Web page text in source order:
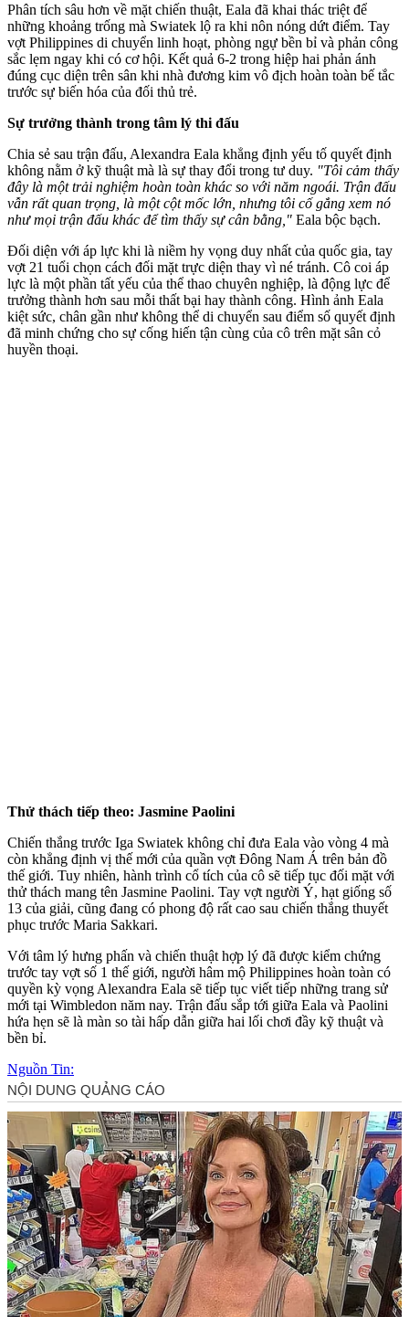
Phân tích sâu hơn về mặt chiến thuật, Eala đã khai thác triệt để
những khoảng trống mà Swiatek lộ ra khi nôn nóng dứt điểm. Tay
vợt Philippines di chuyển linh hoạt, phòng ngự bền bỉ và phản công
sắc lẹm ngay khi có cơ hội. Kết quả 6-2 trong hiệp hai phản ánh
đúng cục diện trên sân khi nhà đương kim vô địch hoàn toàn bế tắc
trước sự biến hóa của đối thủ trẻ.
Sự trưởng thành trong tâm lý thi đấu
Chia sẻ sau trận đấu, Alexandra Eala khẳng định yếu tố quyết định
không nằm ở kỹ thuật mà là sự thay đổi trong tư duy. "Tôi cảm thấy
đây là một trải nghiệm hoàn toàn khác so với năm ngoái. Trận đấu
vẫn rất quan trọng, là một cột mốc lớn, nhưng tôi cố gắng xem nó
như mọi trận đấu khác để tìm thấy sự cân bằng," Eala bộc bạch.
Đối diện với áp lực khi là niềm hy vọng duy nhất của quốc gia, tay
vợt 21 tuổi chọn cách đối mặt trực diện thay vì né tránh. Cô coi áp
lực là một phần tất yếu của thể thao chuyên nghiệp, là động lực để
trưởng thành hơn sau mỗi thất bại hay thành công. Hình ảnh Eala
kiệt sức, chân gần như không thể di chuyển sau điểm số quyết định
đã minh chứng cho sự cống hiến tận cùng của cô trên mặt sân cỏ
huyền thoại.
Thử thách tiếp theo: Jasmine Paolini
Chiến thắng trước Iga Swiatek không chỉ đưa Eala vào vòng 4 mà
còn khẳng định vị thế mới của quần vợt Đông Nam Á trên bản đồ
thế giới. Tuy nhiên, hành trình cổ tích của cô sẽ tiếp tục đối mặt với
thử thách mang tên Jasmine Paolini. Tay vợt người Ý, hạt giống số
13 của giải, cũng đang có phong độ rất cao sau chiến thắng thuyết
phục trước Maria Sakkari.
Với tâm lý hưng phấn và chiến thuật hợp lý đã được kiểm chứng
trước tay vợt số 1 thế giới, người hâm mộ Philippines hoàn toàn có
quyền kỳ vọng Alexandra Eala sẽ tiếp tục viết tiếp những trang sử
mới tại Wimbledon năm nay. Trận đấu sắp tới giữa Eala và Paolini
hứa hẹn sẽ là màn so tài hấp dẫn giữa hai lối chơi đầy kỹ thuật và
bền bỉ.
Nguồn Tin: